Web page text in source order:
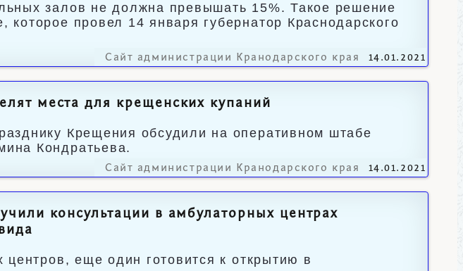
залов не должна превышать 15%. Такое решение
провел 14 января губернатор Краснодарского
Сайт администрации Кранодарского края 14.01.2021
места для крещенских купаний
Крещения обсудили на оперативном штабе
Кондратьева.
Сайт администрации Кранодарского края 14.01.2021
консультации в амбулаторных центрах
центров, еще один готовится к открытию в